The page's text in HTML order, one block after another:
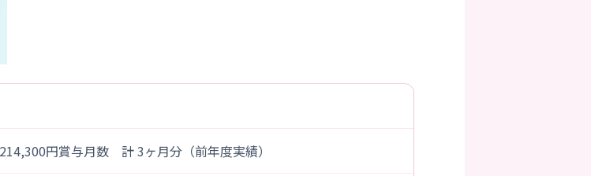
円賞与月数 計 3ヶ月分（前年度実績）